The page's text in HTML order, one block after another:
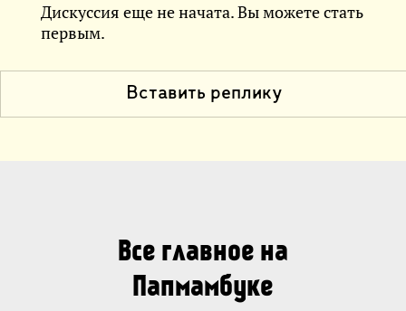
Дискуссия еще не начата. Вы можете стать
первым.
Вставить реплику
Все главное на
Папмамбуке